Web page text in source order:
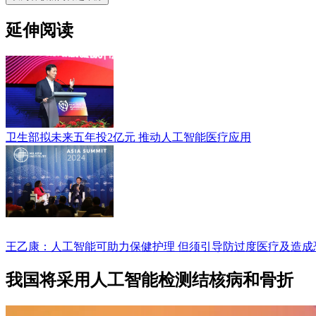
延伸阅读
卫生部拟未来五年投2亿元 推动人工智能医疗应用
王乙康：人工智能可助力保健护理 但须引导防过度医疗及造成
我国将采用人工智能检测结核病和骨折